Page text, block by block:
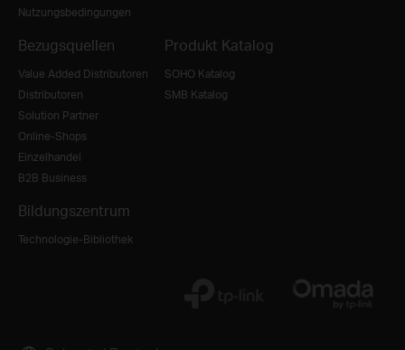
Nutzungsbedingungen
Bezugsquellen
Value Added Distributoren
Distributoren
Solution Partner
Online-Shops
Einzelhandel
B2B Business
Produkt Katalog
SOHO Katalog
SMB Katalog
Bildungszentrum
Technologie-Bibliothek